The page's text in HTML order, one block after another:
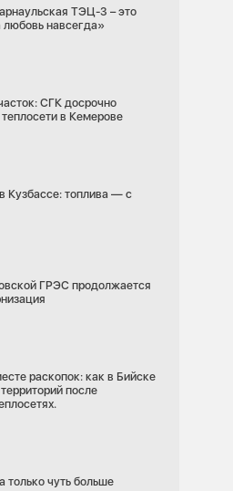
ТЭЦ-3 – это
любовь навсегда»
СГК досрочно
в Кемерове
Кузбассе: топлива — с
ГРЭС продолжается
раскопок: как в Бийске
после
только чуть больше